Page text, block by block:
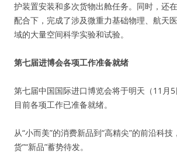
护装置安装和多次货物出舱任务。同时，还
配合下，完成了涉及微重力基础物理、航天
域的大量空间科学实验和试验。
第七届进博会各项工作准备就绪
第七届中国国际进口博览会将于明天（11月5
目前各项工作已准备就绪。
从“小而美”的消费新品到“高精尖”的前沿科技
货”“新品”蓄势待发。